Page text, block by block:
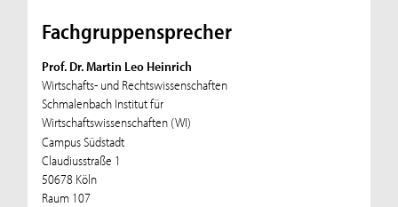
Fachgruppensprecher
Prof. Dr. Martin Leo Heinrich
Wirtschafts- und Rechtswissenschaften
Schmalenbach Institut für
Wirtschaftswissenschaften (WI)
Campus Südstadt
Claudiusstraße 1
50678 Köln
Raum 107